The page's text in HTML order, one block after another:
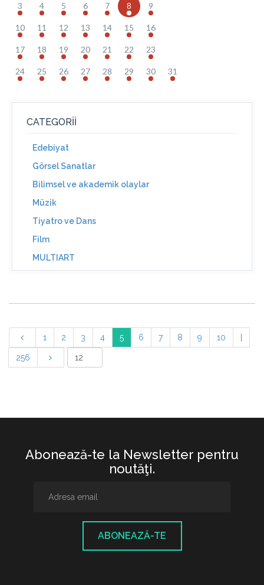
3 4 5 6 7 8 9
10 11 12 13 14 15 16
17 18 19 20 21 22 23
24 25 26 27 28 29 30 31
CATEGORII
Edebiyat
Görsel Sanatlar
Bilimsel ve akademik olaylar
Müzik
Tiyatro ve Dans
Film
MULTIART
1 2 3 4 5 6 7 8 9 10
256
Abonează-te la Newsletter pentru
noutăţi.
ABONEAZĂ-TE